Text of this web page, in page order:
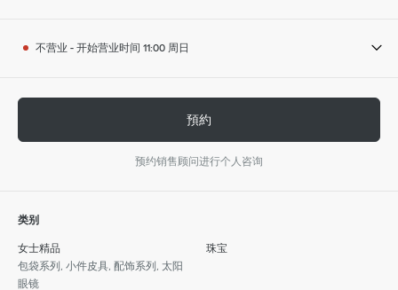
不营业 - 开始营业时间 11:00 周日
預約
预约销售顾问进行个人咨询
类别
女士精品
包袋系列, 小件皮具, 配饰系列, 太阳
眼镜
珠宝